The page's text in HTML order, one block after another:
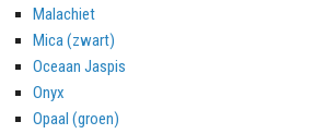
Malachiet
Mica (zwart)
Oceaan Jaspis
Onyx
Opaal (groen)